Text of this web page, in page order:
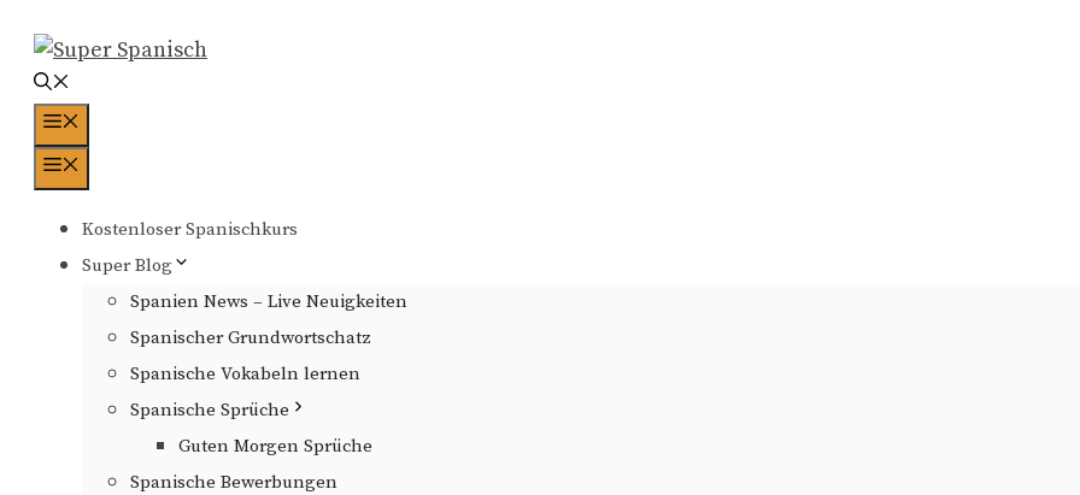
Inhalt
springen
Kostenloser Spanischkurs
Super Blog
Spanien News – Live Neuigkeiten
Spanischer Grundwortschatz
Spanische Vokabeln lernen
Spanische Sprüche
Guten Morgen Sprüche
Spanische Bewerbungen